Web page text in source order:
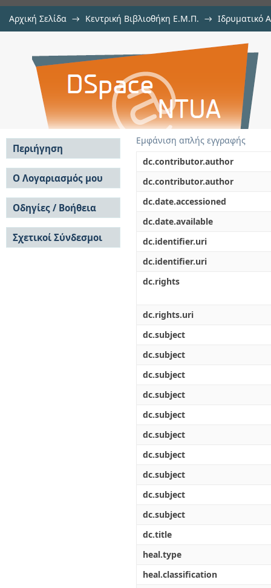
Αρχική Σελίδα → Κεντρική Βιβλιοθήκη Ε.Μ.Π. → Ιδρυματικό
Τριδιάστατη εκτύπωση υλικών
Εμφάνιση απλής εγγραφής
dc.contributor.author
dc.contributor.author
dc.date.accessioned
dc.date.available
dc.identifier.uri
dc.identifier.uri
dc.rights
dc.rights.uri
dc.subject
dc.subject
dc.subject
dc.subject
dc.subject
dc.subject
dc.subject
dc.subject
dc.subject
dc.subject
dc.title
heal.type
heal.classification
Περιήγηση
Σε όλο το DSpace
Κοινότητες & Συλλογές
Ανά Ημερομηνία
Έκδοσης
Συγγραφείς
Τίτλοι
Θέματα
Ο Λογαριασμός μου
Σύνδεση
Εγγραφή
Οδηγίες / Βοήθεια
Οδηγίες Υποβολής
Οδηγίες Χρήσης ΙΑ
Συχνές Ερωτήσεις
Σχετικοί Σύνδεσμοι